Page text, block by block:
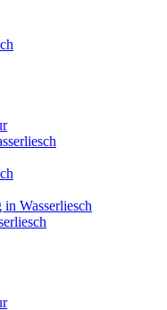
Wasserliesch